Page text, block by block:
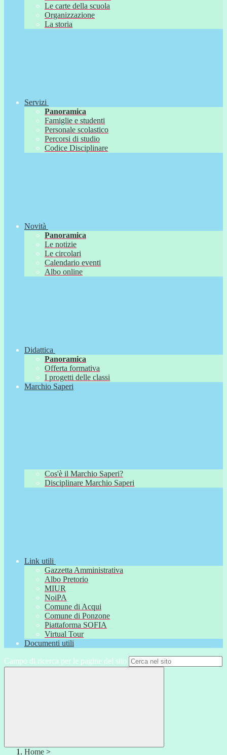
Le carte della scuola
Organizzazione
La storia
Servizi
Panoramica
Famiglie e studenti
Personale scolastico
Percorsi di studio
Codice Disciplinare
Novità
Panoramica
Le notizie
Le circolari
Calendario eventi
Albo online
Didattica
Panoramica
Offerta formativa
I progetti delle classi
Marchio Saperi
Cos'è il Marchio Saperi?
Disciplinare Marchio Saperi
Link utili
Gazzetta Amministrativa
Albo Pretorio
MIUR
NoiPA
Comune di Acqui
Comune di Ponzone
Piattaforma SOFIA
Virtual Tour
Documenti utili
Campo di ricerca per le pagine del sito
Home >